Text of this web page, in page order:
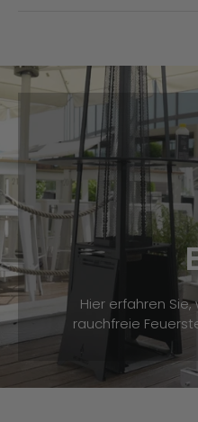
Hier erfahren
rauchfreie